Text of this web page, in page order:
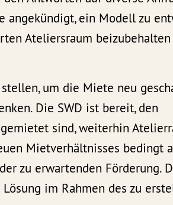
angekündigt, ein Modell zu
Ateliersraum beizubehalten
um die Miete neu
Die SWD ist bereit, den
sind, weiterhin
Mietverhältnisses bedingt
zu erwartenden Förderung.
im Rahmen des zu